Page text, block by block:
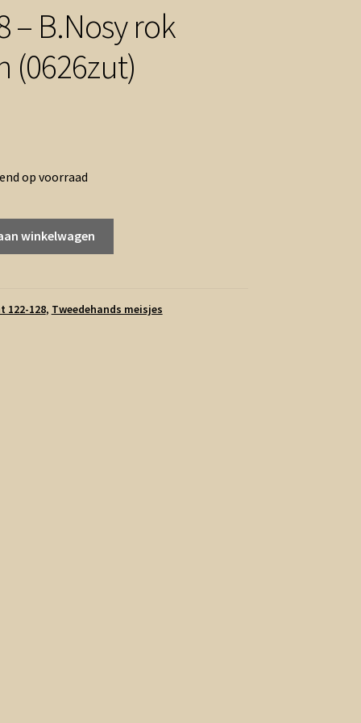
– B.Nosy rok
(0626zut)
op voorraad
winkelwagen
122-128, Tweedehands meisjes